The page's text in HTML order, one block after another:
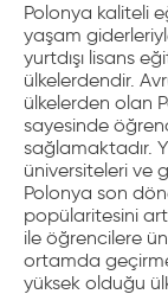
Polonya kaliteli
yaşam
yurtdışı lisans
ülkelerdendir.
ülkelerden olan
sayesinde
sağlamaktadır.
üniversiteleri ve
Polonya son
popülaritesini
ile öğrencilere
ortamda
yüksek olduğu